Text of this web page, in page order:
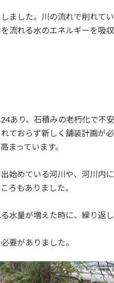
ました。川の流れで削れて
流れる水のエネルギーを吸
あり、石積みの老朽化で不
ておらず新しく舗装計画が
まっています。
始めている河川や、河川内
ろもありました。
水量が増えた時に、繰り返
要がありました。